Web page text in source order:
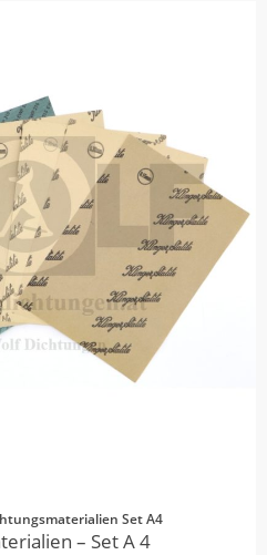
Set A4
– Set A 4